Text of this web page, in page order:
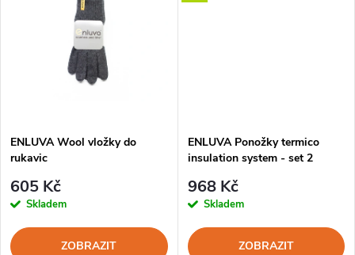
ENLUVA Wool vložky do
rukavic
605 Kč
Skladem
ZOBRAZIT
ENLUVA Ponožky termico
insulation system - set 2
968 Kč
Skladem
ZOBRAZIT